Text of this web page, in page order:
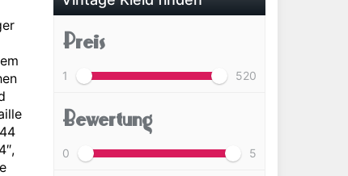
Preis
1 520
Bewertung
0 5